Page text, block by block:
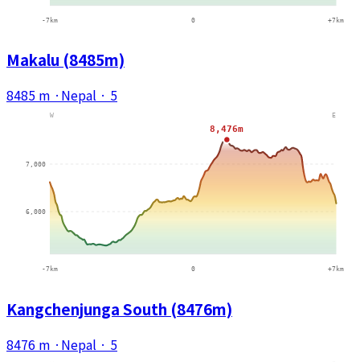
Makalu (8485m)
8485 m · Nepal · 5
Kangchenjunga South (8476m)
8476 m · Nepal · 5